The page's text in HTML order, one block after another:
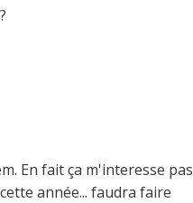
En fait ça m'interesse pas
année... faudra faire